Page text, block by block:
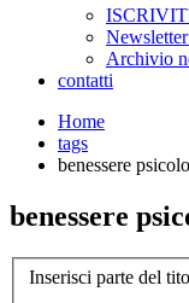
Archivio
contatti
Home
tags
benessere
benessere
Inserisci parte del